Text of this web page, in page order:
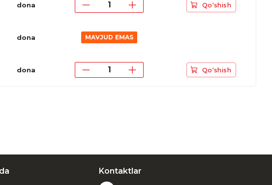
dona Qo‘shish
dona MAVJUD EMAS
dona Qo‘shish
Kontaktlar